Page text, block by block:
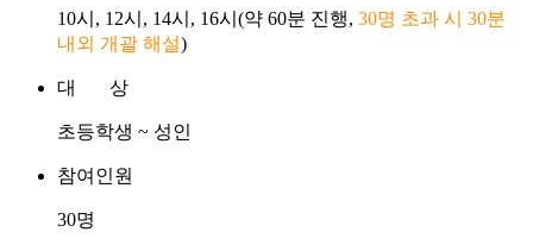
10시, 12시, 14시, 16시(약 60분 진행, 30명 초과 시 30분
내외 개괄 해설)
대 상
초등학생 ~ 성인
참여인원
30명